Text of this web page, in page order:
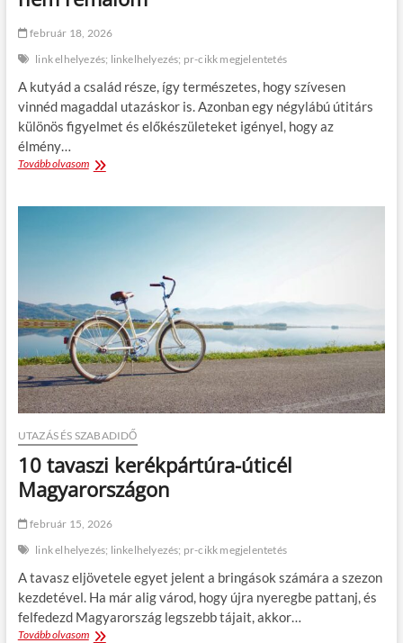
február 18, 2026
link elhelyezés; linkelhelyezés; pr-cikk megjelentetés
A kutyád a család része, így természetes, hogy szívesen
vinnéd magaddal utazáskor is. Azonban egy négylábú útitárs
különös figyelmet és előkészületeket igényel, hogy az
élmény…
Tovább olvasomU
y
á
v
a
l
–
í
y
e
s
é
m
n
y
é
s
UTAZÁS ÉS SZABADIDŐ
10 tavaszi kerékpártúra-úticél
Magyarországon
február 15, 2026
link elhelyezés; linkelhelyezés; pr-cikk megjelentetés
A tavasz eljövetele egyet jelent a bringások számára a szezon
kezdetével. Ha már alig várod, hogy újra nyeregbe pattanj, és
felfedezd Magyarország legszebb tájait, akkor…
Tovább olvasom1